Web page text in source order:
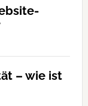
– wie ist